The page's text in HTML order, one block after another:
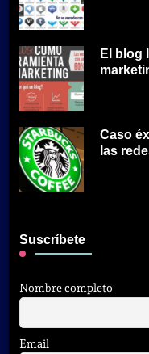
El blog
Caso
las
Suscríbete
Nombre completo
Email